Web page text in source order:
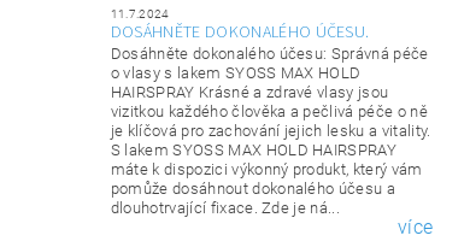
11.7.2024
DOSÁHNĚTE DOKONALÉHO ÚČESU.
Dosáhněte dokonalého účesu: Správná péče
o vlasy s lakem SYOSS MAX HOLD
HAIRSPRAY Krásné a zdravé vlasy jsou
vizitkou každého člověka a pečlivá péče o ně
je klíčová pro zachování jejich lesku a vitality.
S lakem SYOSS MAX HOLD HAIRSPRAY
máte k dispozici výkonný produkt, který vám
pomůže dosáhnout dokonalého účesu a
dlouhotrvající fixace. Zde je ná...
více